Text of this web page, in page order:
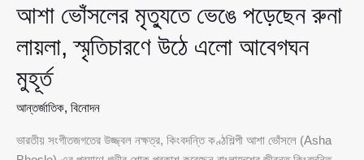
আশা ভোঁসলের মৃত্যুতে ভেঙে পড়েছেন রুনা
লায়লা, স্মৃতিচারণে উঠে এলো আবেগঘন
মুহূর্ত
আন্তর্জাতিক, বিনোদন
ভারতীয় সংগীতজগতের উজ্জ্বল নক্ষত্র, কিংবদন্তি কণ্ঠশিল্পী আশা ভোঁসলে (Asha